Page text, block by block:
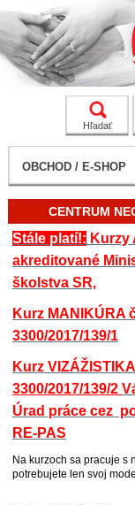
Hľadať
CENTRUM
Stále platí!: Kurzy
akreditované
školstva SR,
Kurz MANIKÚRA
3300/2017/139/1
Kurz VIZÁŽISTIKA
3300/2017/139/2
Úrad práce cez
RE-PAS
Na kurzoch sa pracuje s
potrebujete len svoj
OBCHOD / E-SHOP